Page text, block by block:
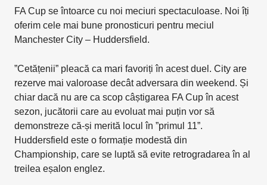
FA Cup se întoarce cu noi meciuri spectaculoase. Noi îți
oferim cele mai bune pronosticuri pentru meciul
Manchester City – Huddersfield.
”Cetățenii” pleacă ca mari favoriți în acest duel. City are
rezerve mai valoroase decât adversara din weekend. Și
chiar dacă nu are ca scop câștigarea FA Cup în acest
sezon, jucătorii care au evoluat mai puțin vor să
demonstreze că-și merită locul în ”primul 11”.
Huddersfield este o formație modestă din
Championship, care se luptă să evite retrogradarea în al
treilea eșalon englez.